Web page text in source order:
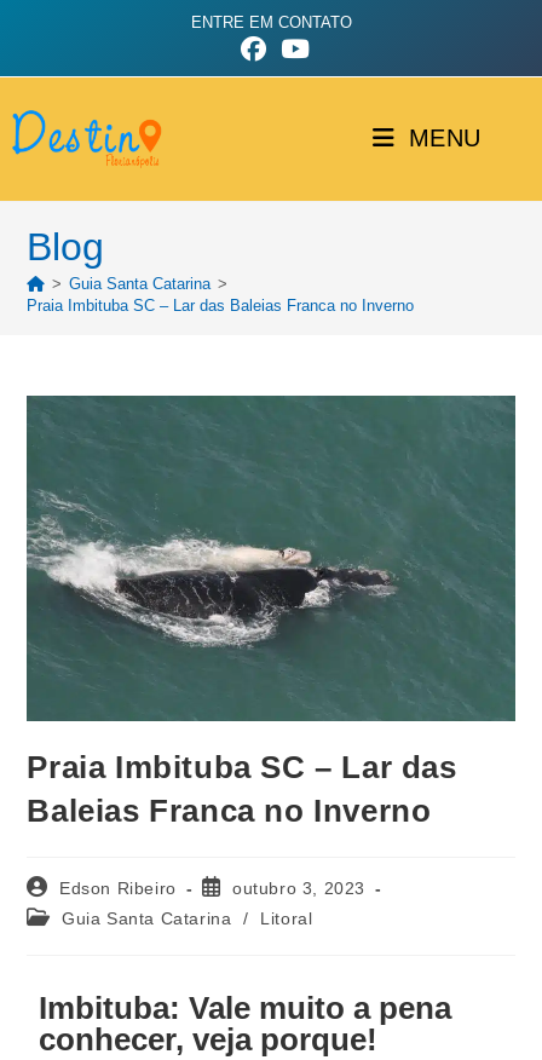
ENTRE EM CONTATO
MENU
Blog
> Guia Santa Catarina >
Praia Imbituba SC – Lar das Baleias Franca no Inverno
Praia Imbituba SC – Lar das
Baleias Franca no Inverno
Edson Ribeiro
outubro 3, 2023
Guia Santa Catarina
/ Litoral
Imbituba: Vale muito a pena
conhecer, veja porque!